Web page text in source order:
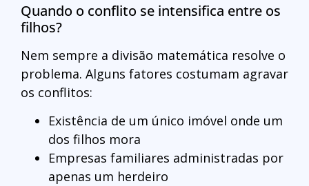
Quando o conflito se intensifica entre os
filhos?
Nem sempre a divisão matemática resolve o
problema. Alguns fatores costumam agravar
os conflitos:
Existência de um único imóvel onde um
dos filhos mora
Empresas familiares administradas por
apenas um herdeiro